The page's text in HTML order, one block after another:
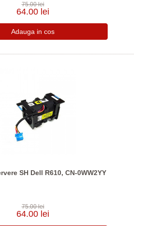
75.00 lei
64.00 lei
SH Dell R610, CN-0WW2YY
75.00 lei
64.00 lei